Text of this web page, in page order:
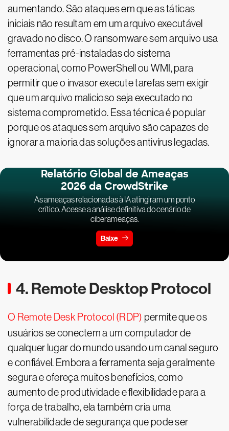
aumentando. São ataques em que as táticas
iniciais não resultam em um arquivo executável
gravado no disco. O ransomware sem arquivo usa
ferramentas pré-instaladas do sistema
operacional, como PowerShell ou WMI, para
permitir que o invasor execute tarefas sem exigir
que um arquivo malicioso seja executado no
sistema comprometido. Essa técnica é popular
porque os ataques sem arquivo são capazes de
ignorar a maioria das soluções antivírus legadas.
Relatório Global de Ameaças
2026 da CrowdStrike
As ameaças relacionadas à IA atingiram um ponto
crítico. Acesse a análise definitiva do cenário de
ciberameaças.
Baixe
4. Remote Desktop Protocol
O Remote Desk Protocol (RDP) permite que os
usuários se conectem a um computador de
qualquer lugar do mundo usando um canal seguro
e confiável. Embora a ferramenta seja geralmente
segura e ofereça muitos benefícios, como
aumento de produtividade e flexibilidade para a
força de trabalho, ela também cria uma
vulnerabilidade de segurança que pode ser